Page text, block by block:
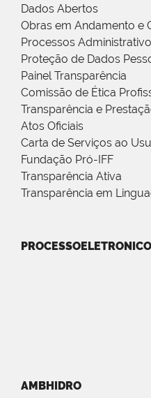
Dados Abertos
Obras em Andamento e
Processos
Proteção de Dados
Painel Transparência
Comissão de Ética
Transparência e
Atos Oficiais
Carta de Serviços ao
Fundação Pró-IFF
Transparência Ativa
Transparência em
PROCESSOELETRONICO
AMBHIDRO